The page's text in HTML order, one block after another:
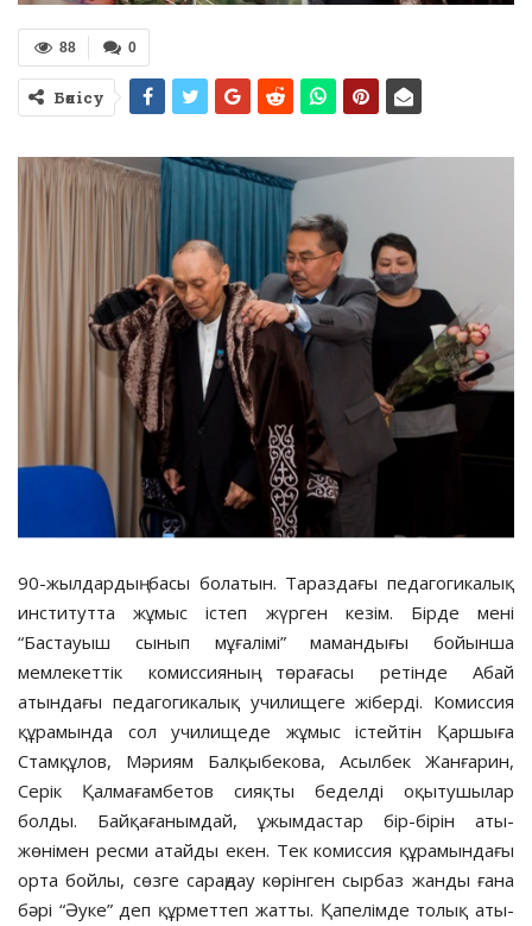
0
88
Бөлісу
90-жылдардың басы болатын. Тараздағы педагогикалық
институтта жұмыс істеп жүрген кезім. Бірде мені
“Бастауыш сынып мұғалімі” мамандығы бойынша
мемлекеттік комиссияның төрағасы ретінде Абай
атындағы педагогикалық училищеге жіберді. Комиссия
құрамында сол училищеде жұмыс істейтін Қаршыға
Стамқұлов, Мәриям Балқыбекова, Асылбек Жанғарин,
Серік Қалмағамбетов сияқты беделді оқытушылар
болды. Байқағанымдай, ұжымдастар бір-бірін аты-
жөнімен ресми атайды екен. Тек комиссия құрамындағы
орта бойлы, сөзге сараңдау көрінген сырбаз жанды ғана
бәрі “Әуке” деп құрметтеп жатты. Қапелімде толық аты-